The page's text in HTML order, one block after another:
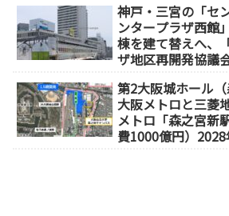
神戸・三宮の「セ
ンタープラザ西館
棟を建て替えへ、
ザ地区再開発協議
第2大阪城ホール（
大阪メトロと三菱地
メトロ「森之宮新
費1000億円）